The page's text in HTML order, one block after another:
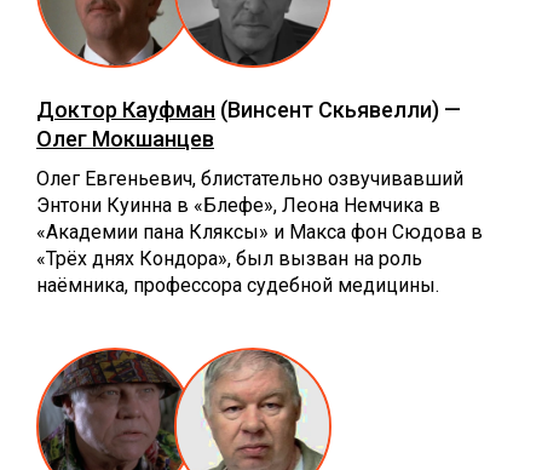
Доктор Кауфман (Винсент Скьявелли) —
Олег Мокшанцев
Олег Евгеньевич, блистательно озвучивавший
Энтони Куинна в «Блефе», Леона Немчика в
«Академии пана Кляксы» и Макса фон Сюдова в
«Трёх днях Кондора», был вызван на роль
наёмника, профессора судебной медицины.